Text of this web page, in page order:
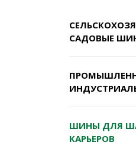
САДОВЫЕ
ШИНЫ ДЛЯ
КАРЬЕРОВ